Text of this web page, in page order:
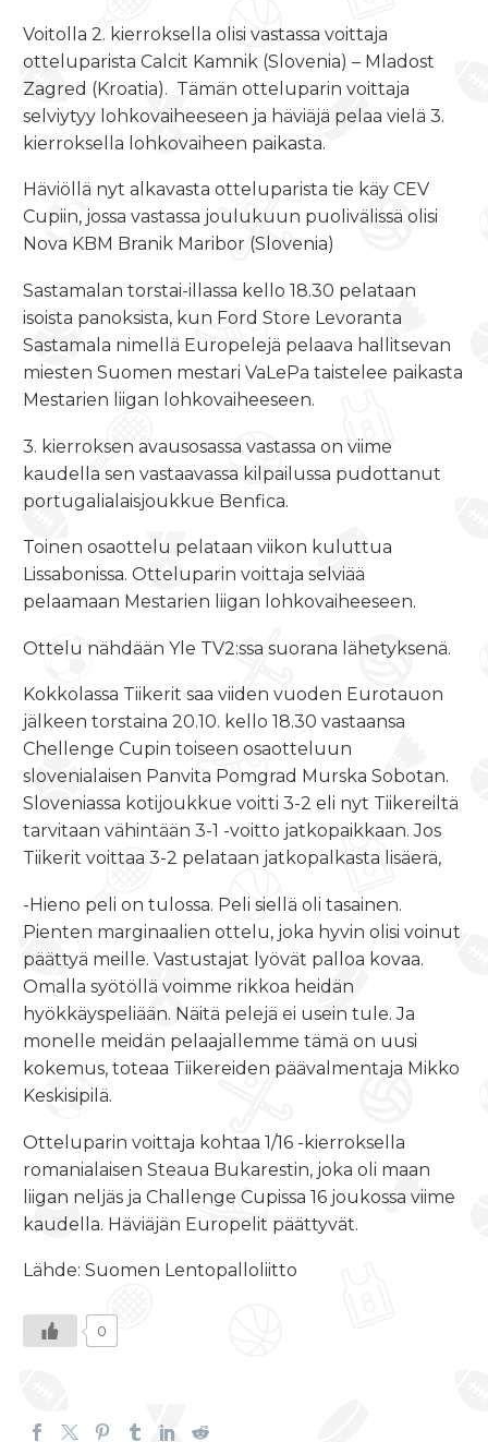
Voitolla 2. kierroksella olisi vastassa voittaja
otteluparista Calcit Kamnik (Slovenia) – Mladost
Zagred (Kroatia). Tämän otteluparin voittaja
selviytyy lohkovaiheeseen ja häviäjä pelaa vielä 3.
kierroksella lohkovaiheen paikasta.
Häviöllä nyt alkavasta otteluparista tie käy CEV
Cupiin, jossa vastassa joulukuun puolivälissä olisi
Nova KBM Branik Maribor (Slovenia)
Sastamalan torstai-illassa kello 18.30 pelataan
isoista panoksista, kun Ford Store Levoranta
Sastamala nimellä Europelejä pelaava hallitsevan
miesten Suomen mestari VaLePa taistelee paikasta
Mestarien liigan lohkovaiheeseen.
3. kierroksen avausosassa vastassa on viime
kaudella sen vastaavassa kilpailussa pudottanut
portugalialaisjoukkue Benfica.
Toinen osaottelu pelataan viikon kuluttua
Lissabonissa. Otteluparin voittaja selviää
pelaamaan Mestarien liigan lohkovaiheeseen.
Ottelu nähdään Yle TV2:ssa suorana lähetyksenä.
Kokkolassa Tiikerit saa viiden vuoden Eurotauon
jälkeen torstaina 20.10. kello 18.30 vastaansa
Chellenge Cupin toiseen osaotteluun
slovenialaisen Panvita Pomgrad Murska Sobotan.
Sloveniassa kotijoukkue voitti 3-2 eli nyt Tiikereiltä
tarvitaan vähintään 3-1 -voitto jatkopaikkaan. Jos
Tiikerit voittaa 3-2 pelataan jatkopalkasta lisäerä,
-Hieno peli on tulossa. Peli siellä oli tasainen.
Pienten marginaalien ottelu, joka hyvin olisi voinut
päättyä meille. Vastustajat lyövät palloa kovaa.
Omalla syötöllä voimme rikkoa heidän
hyökkäyspeliään. Näitä pelejä ei usein tule. Ja
monelle meidän pelaajallemme tämä on uusi
kokemus, toteaa Tiikereiden päävalmentaja Mikko
Keskisipilä.
Otteluparin voittaja kohtaa 1/16 -kierroksella
romanialaisen Steaua Bukarestin, joka oli maan
liigan neljäs ja Challenge Cupissa 16 joukossa viime
kaudella. Häviäjän Europelit päättyvät.
Lähde: Suomen Lentopalloliitto
0